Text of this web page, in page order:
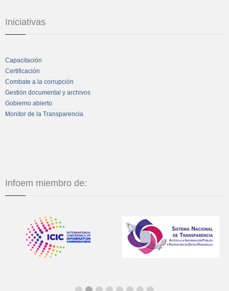
Iniciativas
Capacitación
Certificación
Combate a la corrupción
Gestión documental y archivos
Gobierno abierto
Monitor de la Transparencia
Infoem miembro de: